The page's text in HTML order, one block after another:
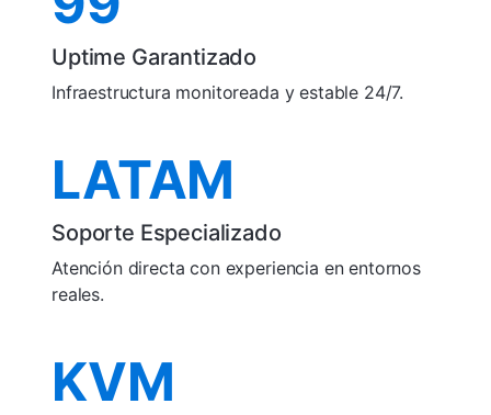
Uptime Garantizado
Infraestructura monitoreada y estable 24/7.
LATAM
Soporte Especializado
Atención directa con experiencia en entornos
reales.
KVM